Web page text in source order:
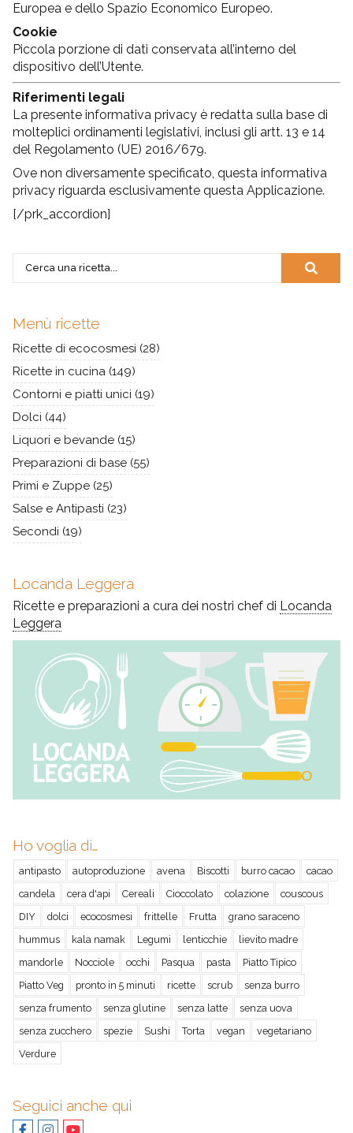
Europea e dello Spazio Economico Europeo.
Cookie
Piccola porzione di dati conservata all’interno del
dispositivo dell’Utente.
Riferimenti legali
La presente informativa privacy è redatta sulla base di
molteplici ordinamenti legislativi, inclusi gli artt. 13 e 14
del Regolamento (UE) 2016/679.
Ove non diversamente specificato, questa informativa
privacy riguarda esclusivamente questa Applicazione.
[/prk_accordion]
Menù ricette
Ricette di ecocosmesi (28)
Ricette in cucina (149)
Contorni e piatti unici (19)
Dolci (44)
Liquori e bevande (15)
Preparazioni di base (55)
Primi e Zuppe (25)
Salse e Antipasti (23)
Secondi (19)
Locanda Leggera
Ricette e preparazioni a cura dei nostri chef di Locanda
Leggera
Ho voglia di…
antipasto autoproduzione avena Biscotti burro cacao
cacao
candela
cera d'api Cereali Cioccolato colazione
couscous
DIY
dolci ecocosmesi frittelle Frutta
grano saraceno
hummus
kala namak Legumi lenticchie
lievito madre
mandorle
Nocciole occhi Pasqua pasta
Piatto Tipico
Piatto Veg
pronto in 5 minuti ricette scrub
senza burro
senza frumento
senza glutine senza latte
senza uova
senza zucchero
spezie Sushi Torta vegan
vegetariano
Verdure
Seguici anche qui